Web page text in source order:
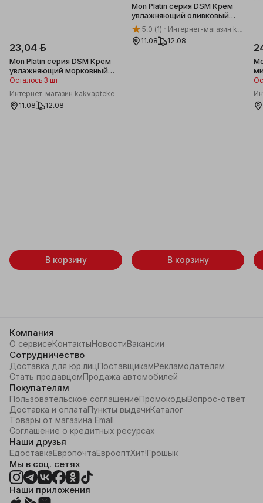
23,04 ƃ
Mon Platin серия DSM Крем
увлажняющий морковный
для лица, 50мл
Осталось 3 шт
Интернет-магазин kakvapteke
11.08
12.08
В корзину
Mon Platin серия DSM Крем
увлажняющий оливковый
для лица, 50мл
5.0 (1)
Интернет-магазин kakvapteke
11.08
12.08
В корзину
Компания
О сервисеКонтактыНовостиВакансии
Сотрудничество
Доставка для юр.лицПоставщикамРекламодателям
Стать продавцомПродажа автомобилей
Покупателям
Пользовательское соглашениеПромокодыВопрос-ответ
Доставка и оплатаПункты выдачиКаталог
Товары от магазина Emall
Соглашение о кредитных ресурсах
Наши друзья
ЕдоставкаЕвропочтаЕврооптХит!Грошык
Мы в соц. сетях
Наши приложения